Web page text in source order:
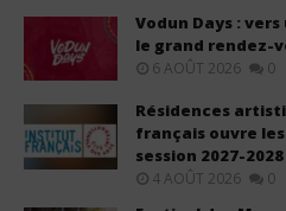
Vodun Days :
le grand rendez-
6 AOÛT 2026 0
Résidences
français ouvre
session 2027-2028
4 AOÛT 2026 0